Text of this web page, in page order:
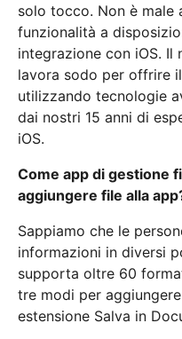
solo tocco. Non è male
funzionalità a
integrazione con iOS.
lavora sodo per offrire
utilizzando tecnologie
dai nostri 15 anni di
iOS.
Come app di gestione
aggiungere file alla
Sappiamo che le
informazioni in diversi
supporta oltre 60
tre modi per
estensione Salva in